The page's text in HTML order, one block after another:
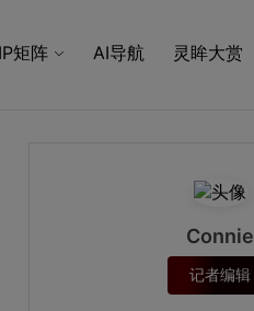
矩阵 AI导航 灵眸大赏
Connie
记者编辑